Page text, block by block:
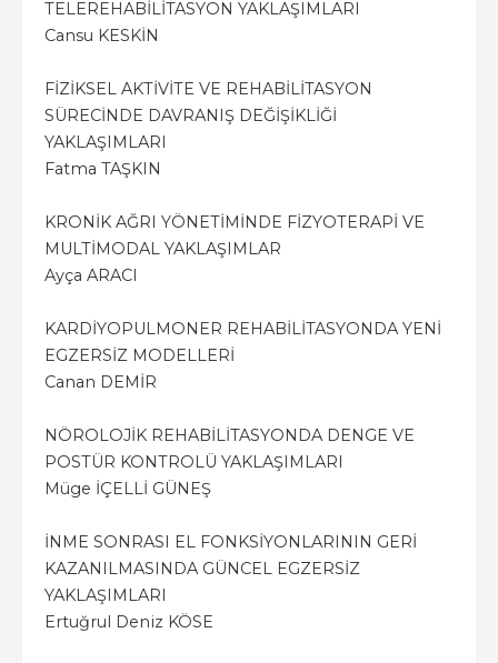
TELEREHABİLİTASYON YAKLAŞIMLARI
Cansu KESKİN
FİZİKSEL AKTİVİTE VE REHABİLİTASYON
SÜRECİNDE DAVRANIŞ DEĞİŞİKLİĞİ
YAKLAŞIMLARI
Fatma TAŞKIN
KRONİK AĞRI YÖNETİMİNDE FİZYOTERAPİ VE
MULTİMODAL YAKLAŞIMLAR
Ayça ARACI
KARDİYOPULMONER REHABİLİTASYONDA YENİ
EGZERSİZ MODELLERİ
Canan DEMİR
NÖROLOJİK REHABİLİTASYONDA DENGE VE
POSTÜR KONTROLÜ YAKLAŞIMLARI
Müge İÇELLİ GÜNEŞ
İNME SONRASI EL FONKSİYONLARININ GERİ
KAZANILMASINDA GÜNCEL EGZERSİZ
YAKLAŞIMLARI
Ertuğrul Deniz KÖSE